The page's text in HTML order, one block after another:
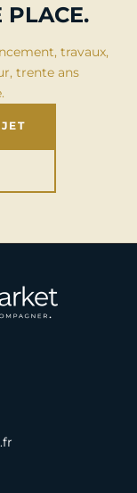
PLACE.
travaux,
trente ans